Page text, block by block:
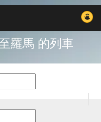
羅馬 的列車